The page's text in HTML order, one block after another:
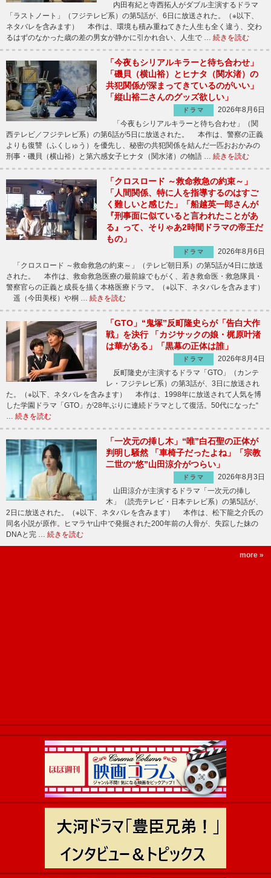
内田有紀と寺西拓人がダブル主演するドラマ
「ラストノート」（フジテレビ系）の第5話が、6日に放送された。（※以下、
ネタバレを含みます） 本作は、環境も積み重ねてきた人生も全く違う、交わ
るはずのなかった歳の差の男女が静かに引かれ合い、人生で … 続きを読む
「今夜もシリアルキラーと待ち合わせ」
「磯貝（横山裕）とヒナタ（関水渚）の
共犯関係が深まってきているのがいい」
「縦山裕二さんのグッズ欲しい」
ドラマ
2026年8月6日
「今夜もシリアルキラーと待ち合わせ」（関
西テレビ／フジテレビ系）の第6話が5日に放送された。 本作は、警察の正義
よりも復讐（ふくしゅう）を優先し、秘密の共犯関係を結んだ一匹おおかみの
刑事・磯貝（横山裕）と第六感女子ヒナタ（関水渚）の物語 … 続きを読む
「クロスロード ～救命救急の約束～」
「人間関係、特に人を指導するのはすご
く難しいと感じた」「船越英一郎さんが
『刑事面に似ていると言われたことがあ
る』って、そりゃあ2時間ドラマの帝王だ
もの」
ドラマ
2026年8月6日
「クロスロード ～救命救急の約束～」（テレビ朝日系）の第5話が4日に放送
された。 本作は、救命救急医療の最前線でもがく、若き救命医・救急隊員・
警察官らの正義と成長を描く本格医療ドラマ。（※以下、ネタバレを含みます）
遥（今田美桜）や桐 … 続きを読む
「GTO」“鬼塚”反町隆史らが「告白大作
戦」を決行 「カジサックの娘・梶原叶渚
は華がある」「黒幕の正体は誰」
ドラマ
2026年8月4日
反町隆史が主演するドラマ「GTO」（カンテ
レ・フジテレビ系）の第3話が、3日に放送され
た。（※以下、ネタバレを含みます） 本作は、1998年に放送されて人気を博
した学園ドラマ「GTO」が28年ぶりに連続ドラマとして復活。50代になった“
… 続きを読む
「一次元の挿し木」“唯”白石聖の正体が
判明し騒然 「車椅子だったよね」「宗教
二世の“悠”山田涼介がつらい」
ドラマ
2026年8月3日
山田涼介が主演するドラマ「一次元の挿し
木」（読売テレビ・日本テレビ系）の第5話が、
2日に放送された。（※以下、ネタバレを含みます） 本作は、松下龍之介氏の
同名小説が原作。ヒマラヤ山中で発掘された200年前の人骨が、失踪した妹の
DNAと完 … 続きを読む
more »